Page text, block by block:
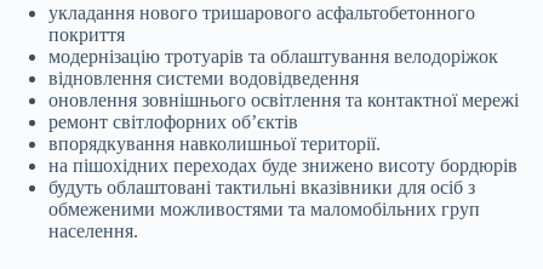
укладання нового тришарового асфальтобетонного
покриття
модернізацію тротуарів та облаштування велодоріжок
відновлення системи водовідведення
оновлення зовнішнього освітлення та контактної мережі
ремонт світлофорних об’єктів
впорядкування навколишньої території.
на пішохідних переходах буде знижено висоту бордюрів
будуть облаштовані тактильні вказівники для осіб з
обмеженими можливостями та маломобільних груп
населення.